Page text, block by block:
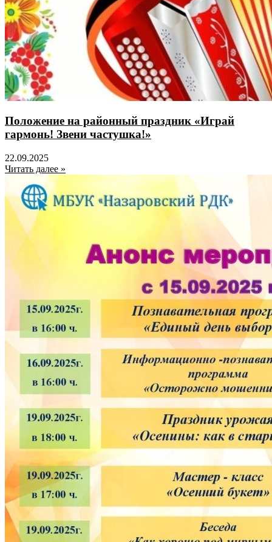
Положение на районный праздник «Играй
гармонь! Звени частушка!»
22.09.2025
Читать далее »